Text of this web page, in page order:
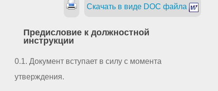
Скачать в виде DOC файла
Предисловие к должностной
инструкции
0.1. Документ вступает в силу с момента
утверждения.